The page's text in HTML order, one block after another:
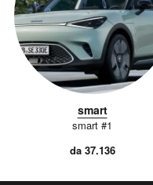
smart
smart #1
da 37.136